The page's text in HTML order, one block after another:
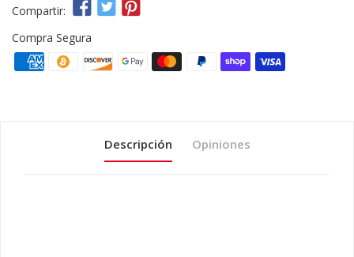
Compartir:
Compra Segura
Descripción Opiniones